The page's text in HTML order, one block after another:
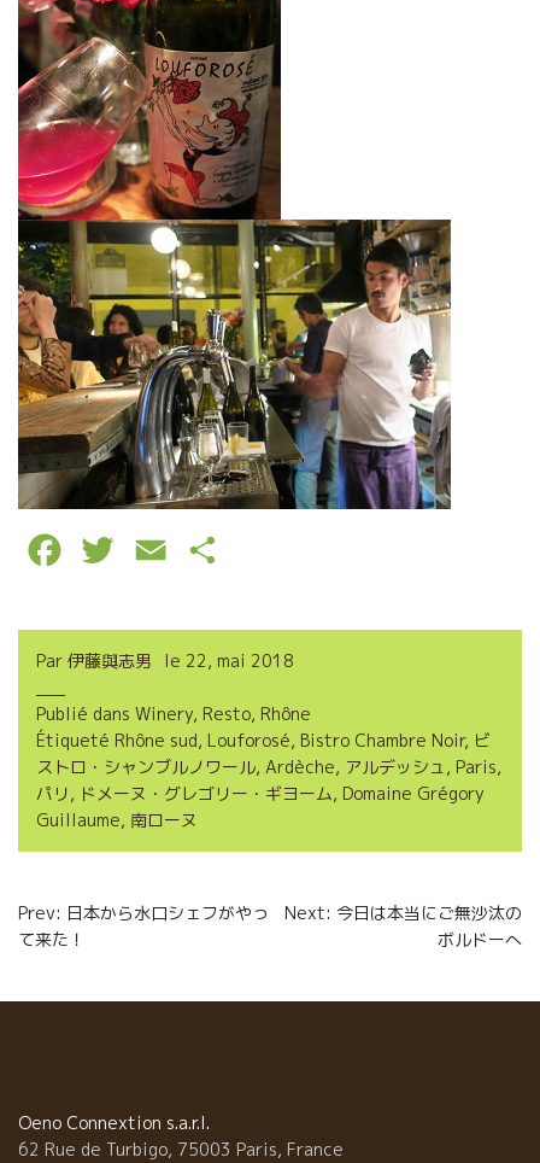
c
b
o
o
k
i
t
e
a
l
r
a
g
r
Par 伊藤與志男 le 22, mai 2018
Publié dans Winery, Resto, Rhône
Étiqueté Rhône sud, Louforosé, Bistro Chambre Noir, ビ
ストロ・シャンブルノワール, Ardèche, アルデッシュ, Paris,
パリ, ドメーヌ・グレゴリー・ギヨーム, Domaine Grégory
Guillaume, 南ローヌ
Navigation
de
l’article
Prev: 日本から水口シェフがやっ
て来た！
Next: 今日は本当にご無沙汰の
ボルドーへ
Oeno Connextion s.a.r.l.
62 Rue de Turbigo, 75003 Paris, France